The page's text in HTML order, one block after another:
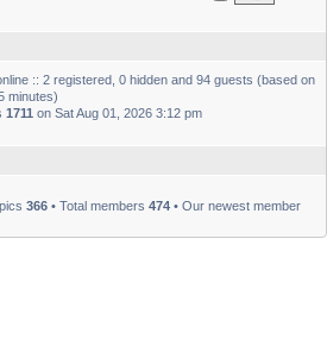
:: 2 registered, 0 hidden and 94 guests (based on
minutes)
1711 on Sat Aug 01, 2026 3:12 pm
366 • Total members 474 • Our newest member